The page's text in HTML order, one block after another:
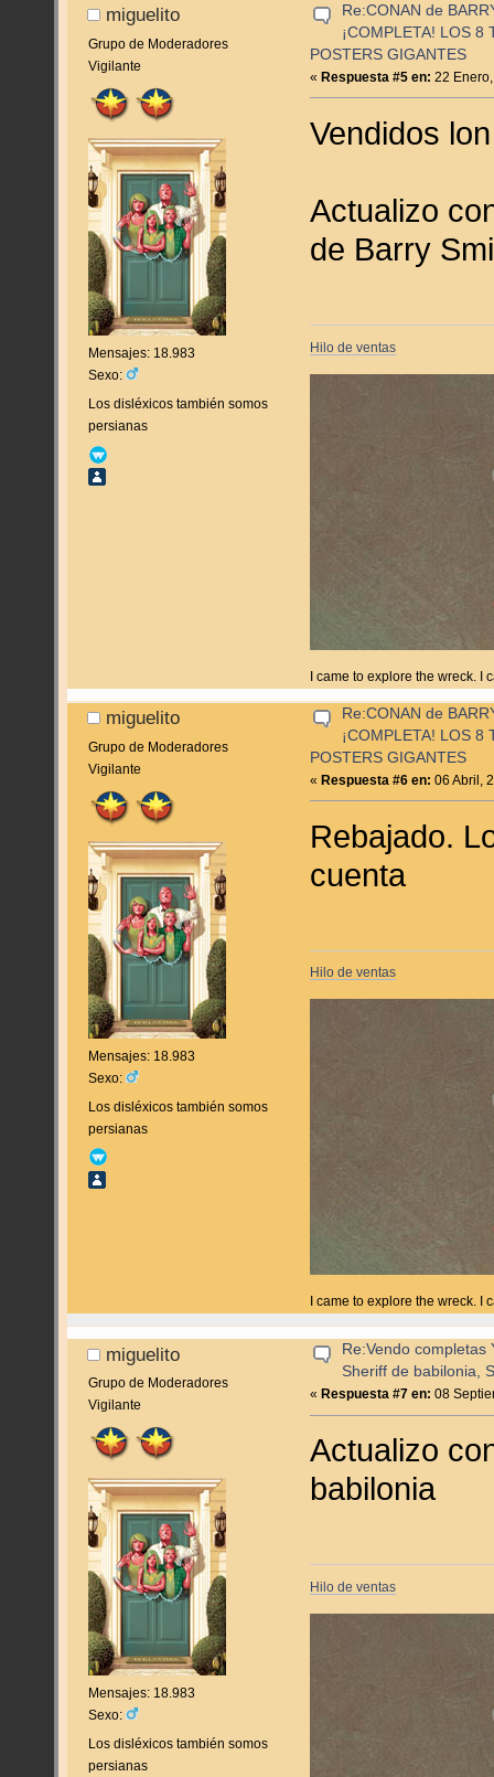
miguelito
Grupo de Moderadores
Vigilante
Mensajes: 18.983
Sexo:
Los disléxicos también somos
persianas
Re:CONAN de
¡COMPLETA! LOS 8
POSTERS GIGANTES
« Respuesta #5 en: 22
Vendidos
Actualizo
de Barry
Hilo de ventas
I came to explore the wreck. I
miguelito
Grupo de Moderadores
Vigilante
Mensajes: 18.983
Sexo:
Los disléxicos también somos
persianas
Re:CONAN de
¡COMPLETA! LOS 8
POSTERS GIGANTES
«Respuesta #6 en: 06 Abril,
Rebajado.
cuenta
Hilo de ventas
I came to explore the wreck.
miguelito
Grupo de Moderadores
Vigilante
Mensajes: 18.983
Sexo:
Los disléxicos también somos
persianas
Re:Vendo completas
Sheriff de babilonia,
« Respuesta #7 en: 08
Actualizo
babilonia
Hilo de ventas